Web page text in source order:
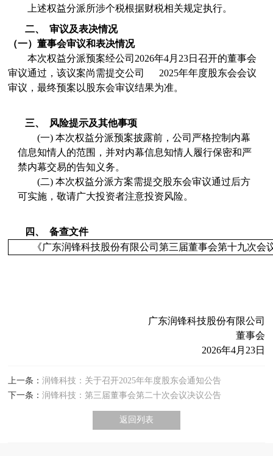
上述权益分派所涉个税根据财税相关规定执行。
二、
审议及表决情况
（一）董事会审议和表决情况
本次权益分派预案经公司 2026年4月23日召开的董事会
审议通过，该议案尚需提交公司
2025年年度股东会会议
审议，最终预案以股东会审议结果为准。
三、
风险提示及其他事项
(一)本次权益分派预案披露前，公司严格控制内幕
信息知情人的范围，并对内幕信息知情人履行保密和严
禁内幕交易的告知义务。
(二)本次权益分派方案需提交股东会审议通过后方
可实施，敬请广大投资者注意投资风险。
四、
备查文件
《广东润锋科技股份有限公司第三届董事会第十九次会
广东润锋科技股份有限公司
董事会
2026年4月 23日
上一条：润锋科技：关于召开2025年年度股东会通知公告
下一条：润锋科技：第三届董事会第二十次会议决议公告
返回列表